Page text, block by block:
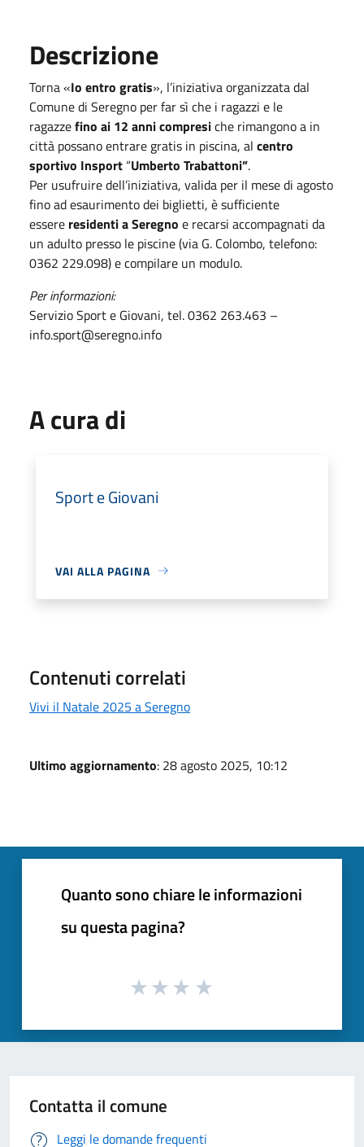
Descrizione
Torna «Io entro gratis», l’iniziativa organizzata dal
Comune di Seregno per far sì che i ragazzi e le
ragazzefino ai 12 anni compresiche rimangono a in
città possano entrare gratis in piscina, al centro
sportivo Insport “Umberto Trabattoni”.
Per usufruire dell’iniziativa, valida per il mese di agosto
fino ad esaurimento dei biglietti, è sufficiente
essere residenti a Seregno e recarsi accompagnati da
un adulto presso le piscine (via G. Colombo, telefono:
0362 229.098) e compilare un modulo.
Per informazioni:
Servizio Sport e Giovani, tel. 0362 263.463 –
info.sport@seregno.info
A cura di
Sport e Giovani
VAI ALLA PAGINA
Contenuti correlati
Vivi il Natale 2025 a Seregno
Ultimo aggiornamento: 28 agosto 2025, 10:12
Quanto sono chiare le informazioni
su questa pagina?
Contatta il comune
Leggi le domande frequenti